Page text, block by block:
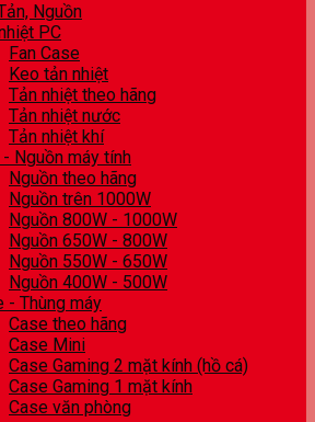
Nguồn
PC
Fan Case
Keo tản nhiệt
Tản nhiệt theo hãng
Tản nhiệt nước
Tản nhiệt khí
- Nguồn máy tính
Nguồn theo hãng
Nguồn trên 1000W
Nguồn 800W - 1000W
Nguồn 650W - 800W
Nguồn 550W - 650W
Nguồn 400W - 500W
- Thùng máy
Case theo hãng
Case Mini
Case Gaming 2 mặt kính (hồ cá)
Case Gaming 1 mặt kính
Case văn phòng